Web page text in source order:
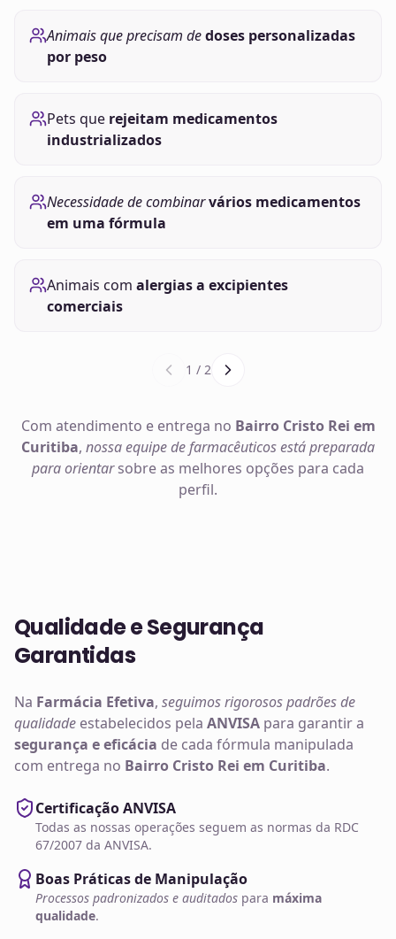
Animais que precisam dedoses personalizadas
por peso
Pets que rejeitam medicamentos
industrializados
Necessidade de combinarvários medicamentos
em uma fórmula
Animais com alergias a excipientes
comerciais
1 / 2
Com atendimento e entrega no Bairro Cristo Rei em
Curitiba, nossa equipe de farmacêuticos está preparada
para orientarsobre as melhores opções para cada
perfil.
Qualidade e Segurança
Garantidas
Na Farmácia Efetiva, seguimos rigorosos padrões de
qualidade estabelecidos pela ANVISA para garantir a
segurança e eficácia de cada fórmula manipulada
com entrega no Bairro Cristo Rei em Curitiba.
Certificação ANVISA
Todas as nossas operações seguem as normas da RDC
67/2007 da ANVISA.
Boas Práticas de Manipulação
Processos padronizados e auditados para máxima
qualidade.